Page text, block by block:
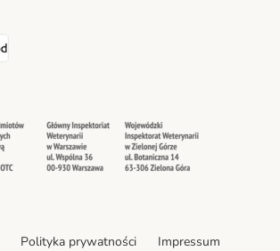
Method
Paczka. Shipping Method
DPD Shipping Method
Security Security
Polityka prywatności
Impressum